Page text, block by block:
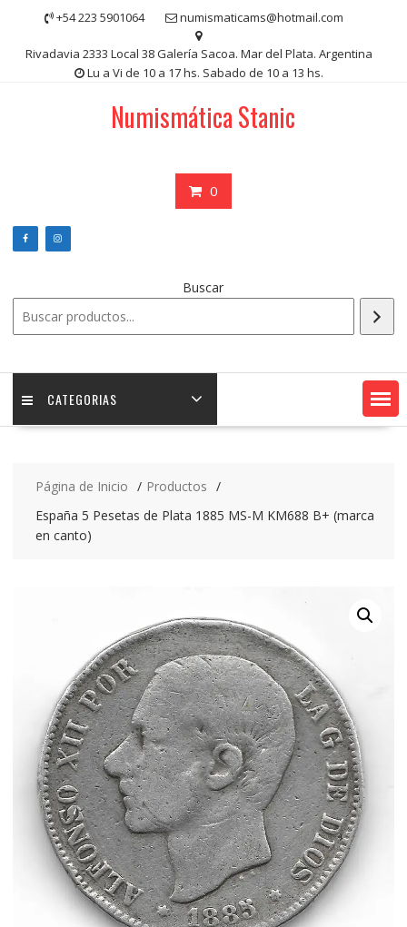
contenido
+54 223 5901064 numismaticams@hotmail.com
Rivadavia 2333 Local 38 Galería Sacoa. Mar del Plata. Argentina
Lu a Vi de 10 a 17 hs. Sabado de 10 a 13 hs.
Numismática Stanic
0
Buscar
CATEGORIAS
Página de Inicio
Productos
España 5 Pesetas de Plata 1885 MS-M KM688 B+ (marca
en canto)